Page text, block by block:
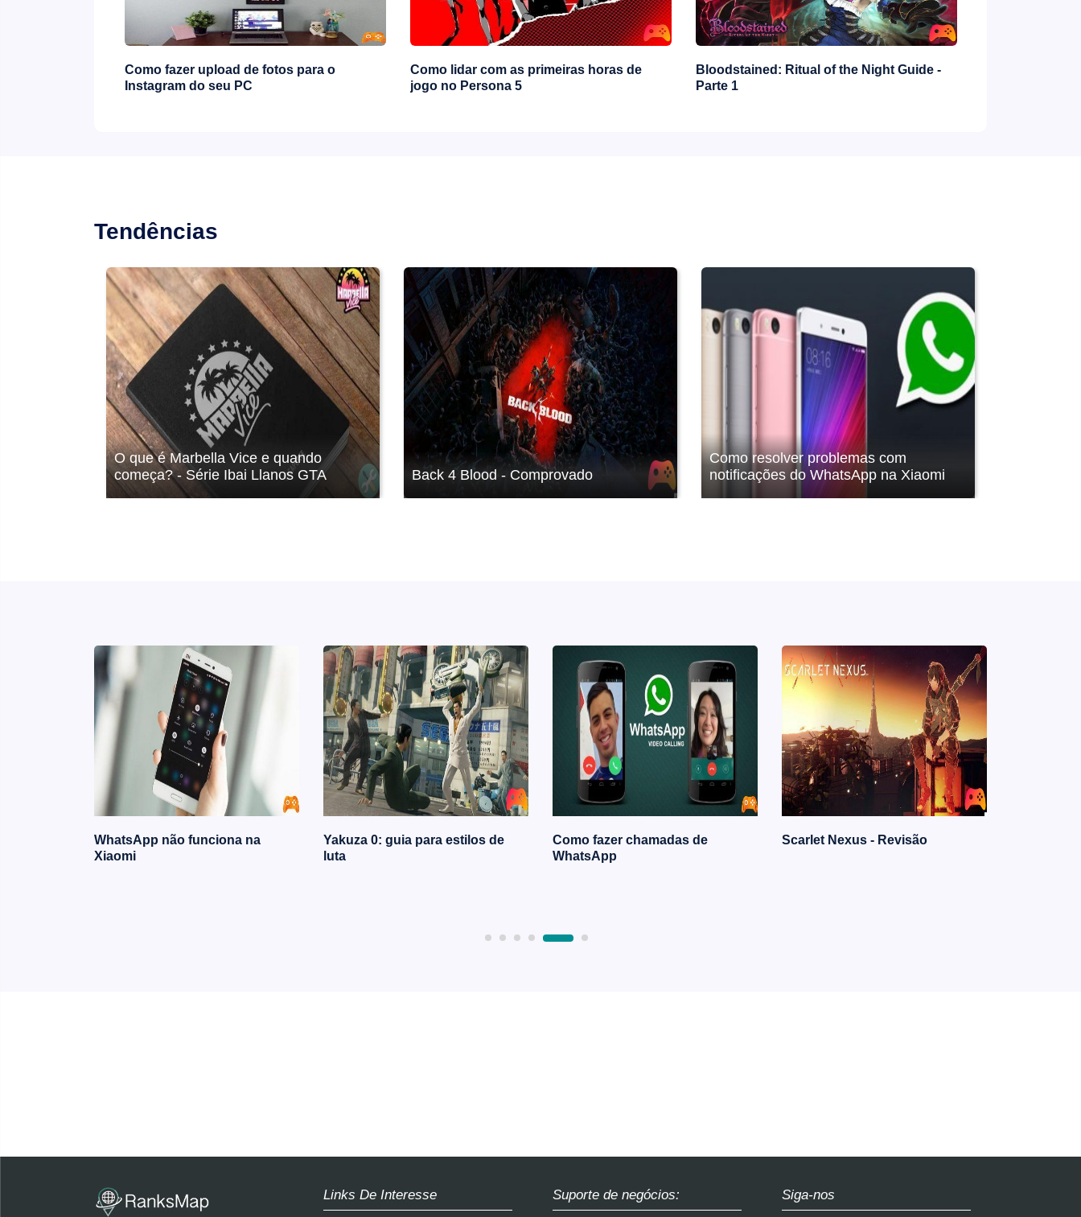
Como fazer upload de fotos para o
Instagram do seu PC
Como lidar com as primeiras horas de
jogo no Persona 5
Bloodstained: Ritual of the Night Guide -
Parte 1
Tendências
O que é Marbella Vice e quando
começa? - Série Ibai Llanos GTA
Back 4 Blood - Comprovado
Como resolver problemas com
notificações do WhatsApp na Xiaomi
WhatsApp não funciona na
Xiaomi
Yakuza 0: guia para estilos de
luta
Como fazer chamadas de
WhatsApp
Scarlet Nexus - Revisão
Links De Interesse Suporte de negócios: Siga-nos